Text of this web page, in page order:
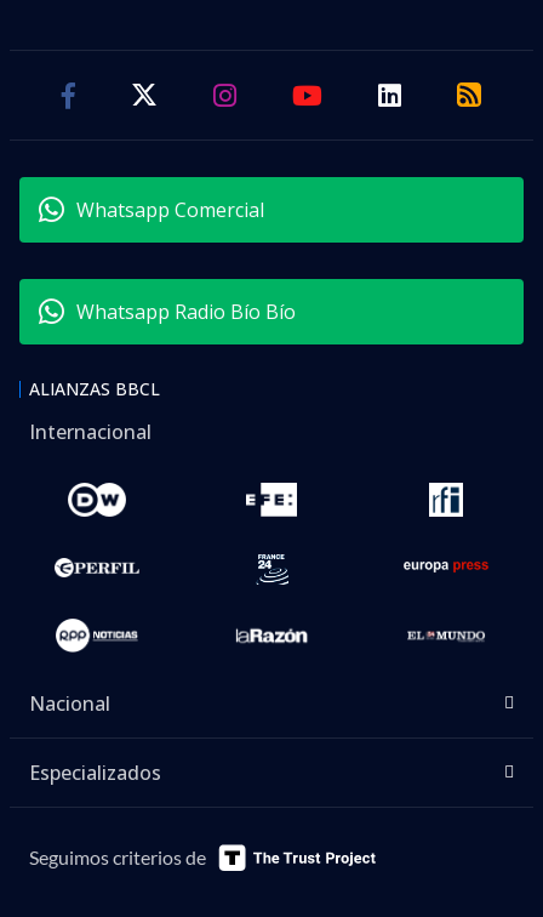
Whatsapp Comercial
Whatsapp Radio Bío Bío
ALIANZAS BBCL
Internacional
Nacional
Especializados
Seguimos criterios de